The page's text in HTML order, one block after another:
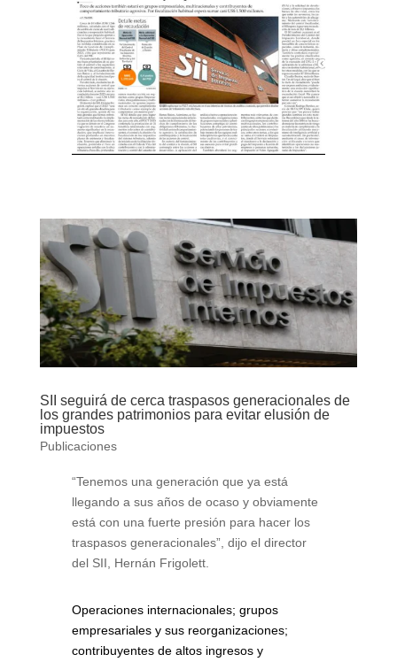
SII seguirá de cerca traspasos generacionales de
los grandes patrimonios para evitar elusión de
impuestos
Publicaciones
“Tenemos una generación que ya está
llegando a sus años de ocaso y obviamente
está con una fuerte presión para hacer los
traspasos generacionales”, dijo el director
del SII, Hernán Frigolett.
Operaciones internacionales; grupos
empresariales y sus reorganizaciones;
contribuyentes de altos ingresos y